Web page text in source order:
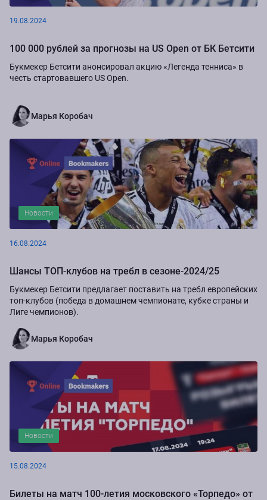
19.08.2024
100 000 рублей за прогнозы на US Open от БК Бетсити
Букмекер Бетсити анонсировал акцию «Легенда тенниса» в
честь стартовавшего US Open.
Марья Коробач
Новости
16.08.2024
Шансы ТОП-клубов на требл в сезоне-2024/25
Букмекер Бетсити предлагает поставить на требл европейских
топ-клубов (победа в домашнем чемпионате, кубке страны и
Лиге чемпионов).
Марья Коробач
Новости
15.08.2024
Билеты на матч 100-летия московского «Торпедо» от